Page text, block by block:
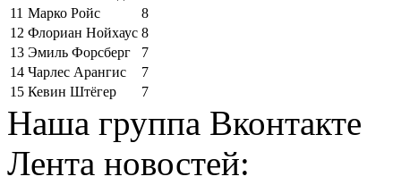
11 Марко Ройс
8
12 Флориан Нойхаус 8
13 Эмиль Форсберг
7
14 Чарлес Арангис
7
15 Кевин Штёгер 7
Наша группа Вконтакте
Лента новостей: